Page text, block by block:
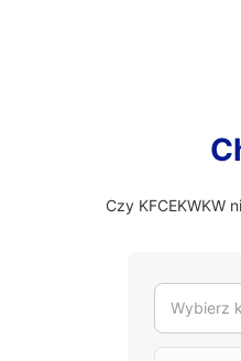
Czy KFCEKWKW
Wybierz